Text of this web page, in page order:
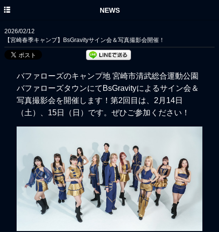
NEWS
2026/02/12
【宮崎春季キャンプ】BsGravityサイン会＆写真撮影会開催！
バファローズのキャンプ地 宮崎市清武総合運動公園
バファローズタウンにてBsGravityによるサイン会＆
写真撮影会を開催します！第2回目は、2月14日
（土 ）、15日（ 日 ）です。ぜひご参加ください！
NEWS
DISC
MOVIE
YouTube